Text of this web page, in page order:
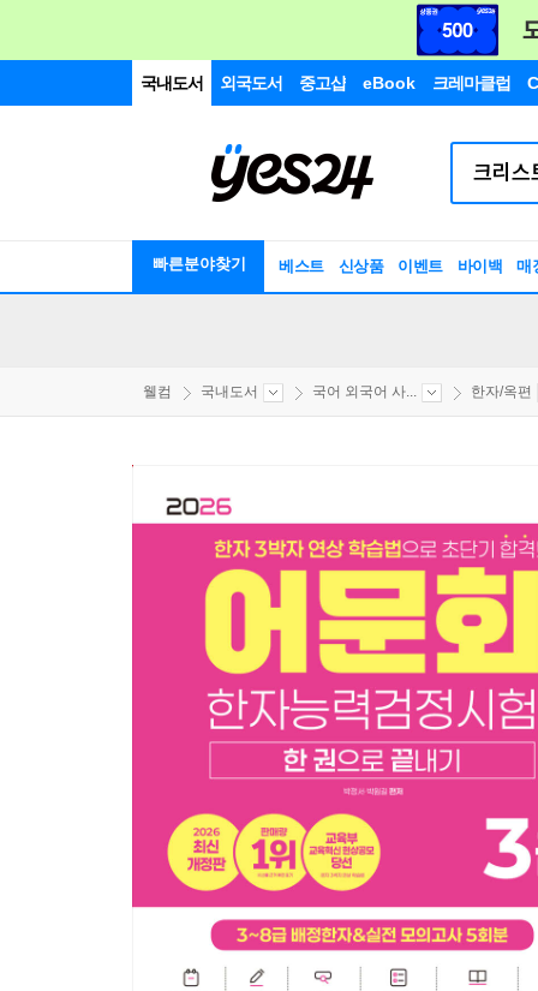
국내도서 외국도서 중고샵 eBook 크레마클럽
빠른분야찾기 베스트 신상품 이벤트 바이백 매
웰컴 국내도서 국어 외국어 사... 한자/옥편